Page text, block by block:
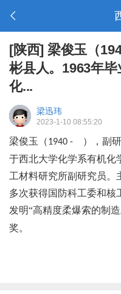
[陕西] 梁俊玉（
彬县人。1963年
化...
梁迅玮
2023-1-10 08:55:20
梁俊玉（1940 - ），副
于西北大学化学系有机化
工材料研究所副研究员。
多次获得国防科工委和核
发明“高精度柔爆索的制造
奖。